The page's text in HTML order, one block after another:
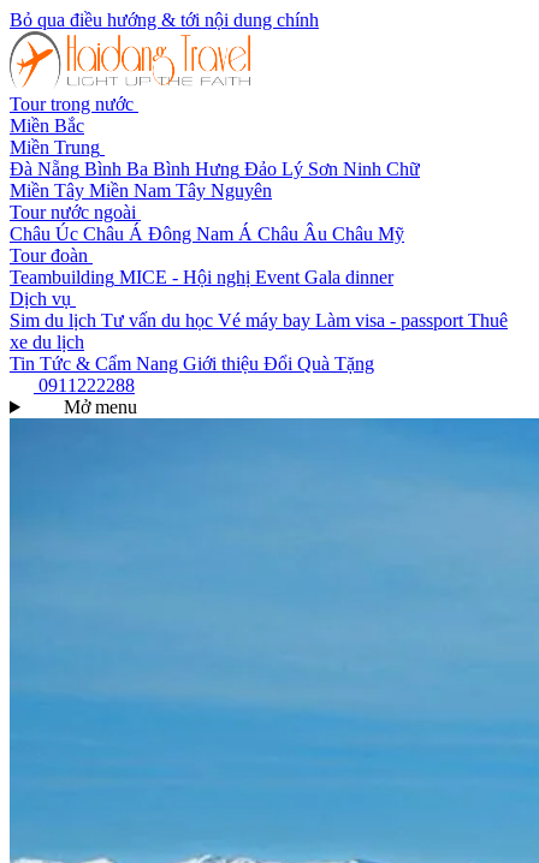
Bỏ qua điều hướng & tới nội dung chính
Tour trong nước
Miền Bắc
Miền Trung
Đà Nẵng Bình Ba Bình Hưng Đảo Lý Sơn Ninh Chữ
Miền Tây Miền Nam Tây Nguyên
Tour nước ngoài
Châu Úc Châu Á Đông Nam Á Châu Âu Châu Mỹ
Tour đoàn
Teambuilding MICE - Hội nghị Event Gala dinner
Dịch vụ
Sim du lịch Tư vấn du học Vé máy bay Làm visa - passport Thuê
xe du lịch
Tin Tức & Cẩm Nang Giới thiệu Đổi Quà Tặng
0911222288
Mở menu